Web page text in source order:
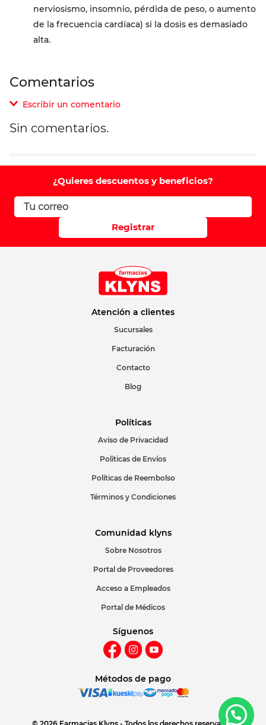
nerviosismo, insomnio, pérdida de peso, o aumento
de la frecuencia cardíaca) si la dosis es demasiado
alta.
Comentarios
Escribir un comentario
Comentario
Califique el producto de 1 a 5 estrellas
Correo electrónico
ENVIAR COMENTARIO
Sin comentarios.
¿Quieres descuentos y beneficios?
Registrar
Atención a clientes
Sucursales
Facturación
Contacto
Blog
Políticas
Aviso de Privacidad
Políticas de Envíos
Políticas de Reembolso
Términos y Condiciones
Comunidad klyns
Sobre Nosotros
Portal de Proveedores
Acceso a Empleados
Portal de Médicos
Síguenos
Métodos de pago